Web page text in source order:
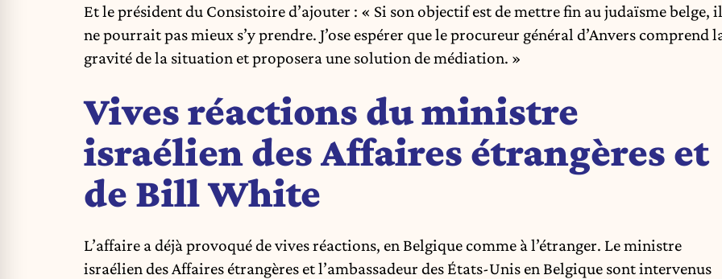
Et le président du Consistoire d’ajouter : « Si son objectif est de mettre fin au judaïsme belge, il
ne pourrait pas mieux s’y prendre. J’ose espérer que le procureur général d’Anvers comprend
gravité de la situation et proposera une solution de médiation. »
Vives réactions du ministre
israélien des Affaires étrangères et
de Bill White
L’affaire a déjà provoqué de vives réactions, en Belgique comme à l’étranger. Le ministre
israélien des Affaires étrangères et l’ambassadeur des États-Unis en Belgique sont intervenus